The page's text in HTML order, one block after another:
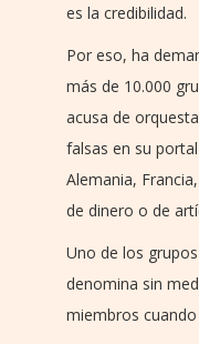
es la credibilidad.
Por eso, ha
más de 10.000
acusa de
falsas en su
Alemania,
de dinero o de
Uno de los
denomina sin
miembros